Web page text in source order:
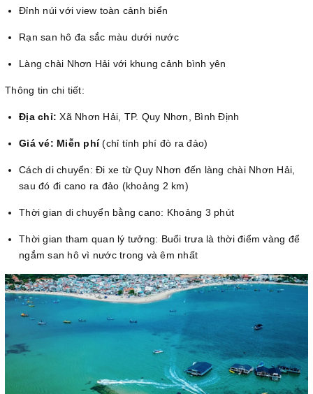
Đỉnh núi với view toàn cảnh biển
Rạn san hô đa sắc màu dưới nước
Làng chài Nhơn Hải với khung cảnh bình yên
Thông tin chi tiết:
Địa chỉ: Xã Nhơn Hải, TP. Quy Nhơn, Bình Định
Giá vé: Miễn phí(chỉ tính phí đò ra đảo)
Cách di chuyển: Đi xe từ Quy Nhơn đến làng chài Nhơn Hải,
sau đó đi cano ra đảo (khoảng 2 km)
Thời gian di chuyển bằng cano: Khoảng 3 phút
Thời gian tham quan lý tưởng: Buổi trưa là thời điểm vàng để
ngắm san hô vì nước trong và êm nhất